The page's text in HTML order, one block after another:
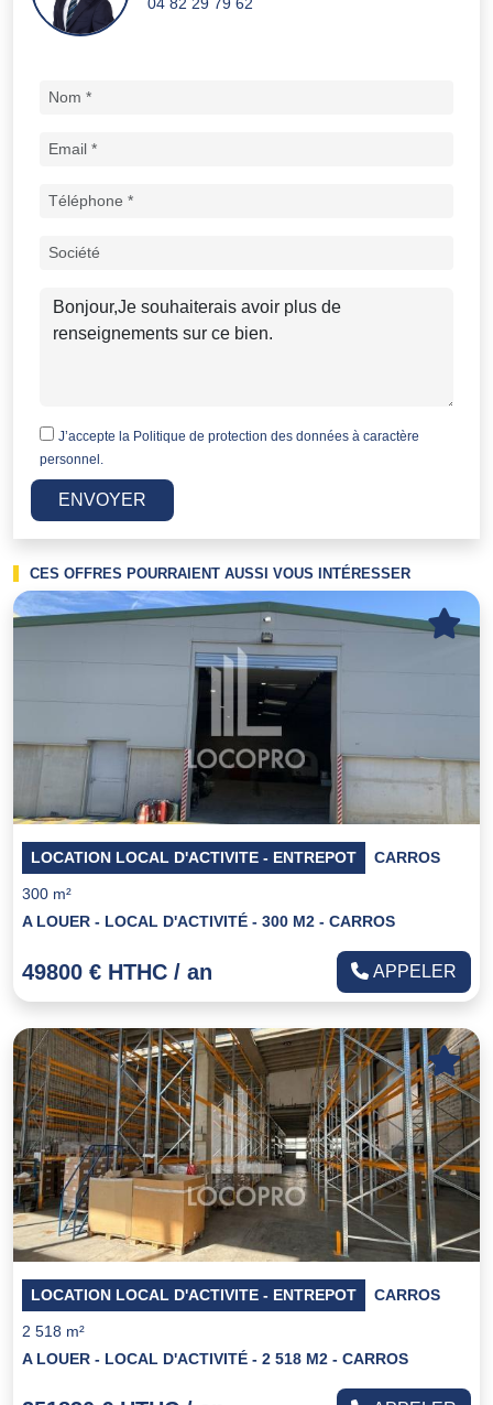
04 82 29 79 62
J’accepte la Politique de protection des données à caractère
personnel.
ENVOYER
CES OFFRES POURRAIENT AUSSI VOUS INTÉRESSER
LOCATION LOCAL D'ACTIVITE - ENTREPOT CARROS
300 m²
A LOUER - LOCAL D'ACTIVITÉ - 300 M2 - CARROS
49800 € HTHC / an APPELER
LOCATION LOCAL D'ACTIVITE - ENTREPOT CARROS
2 518 m²
A LOUER - LOCAL D'ACTIVITÉ - 2 518 M2 - CARROS